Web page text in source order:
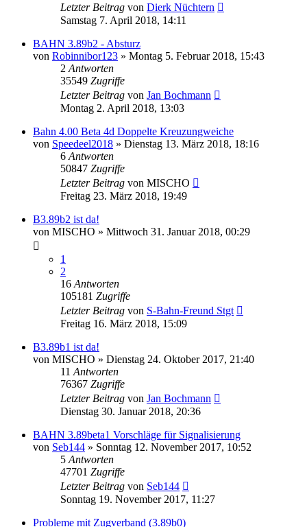
Letzter Beitrag von Dierk Nüchtern
Samstag 7. April 2018, 14:11
BAHN 3.89b2 - Absturz
von Robinnibor123 » Montag 5. Februar 2018, 15:43
2 Antworten
35549 Zugriffe
Letzter Beitrag von Jan Bochmann
Montag 2. April 2018, 13:03
Bahn 4.00 Beta 4d Doppelte Kreuzungweiche
von Speedeel2018 » Dienstag 13. März 2018, 18:16
6 Antworten
50847 Zugriffe
Letzter Beitrag von MISCHO
Freitag 23. März 2018, 19:49
B3.89b2 ist da!
von MISCHO » Mittwoch 31. Januar 2018, 00:29
1
2
16 Antworten
105181 Zugriffe
Letzter Beitrag von S-Bahn-Freund Stgt
Freitag 16. März 2018, 15:09
B3.89b1 ist da!
von MISCHO » Dienstag 24. Oktober 2017, 21:40
11 Antworten
76367 Zugriffe
Letzter Beitrag von Jan Bochmann
Dienstag 30. Januar 2018, 20:36
BAHN 3.89beta1 Vorschläge für Signalisierung
von Seb144 » Sonntag 12. November 2017, 10:52
5 Antworten
47701 Zugriffe
Letzter Beitrag von Seb144
Sonntag 19. November 2017, 11:27
Probleme mit Zugverband (3.89b0)